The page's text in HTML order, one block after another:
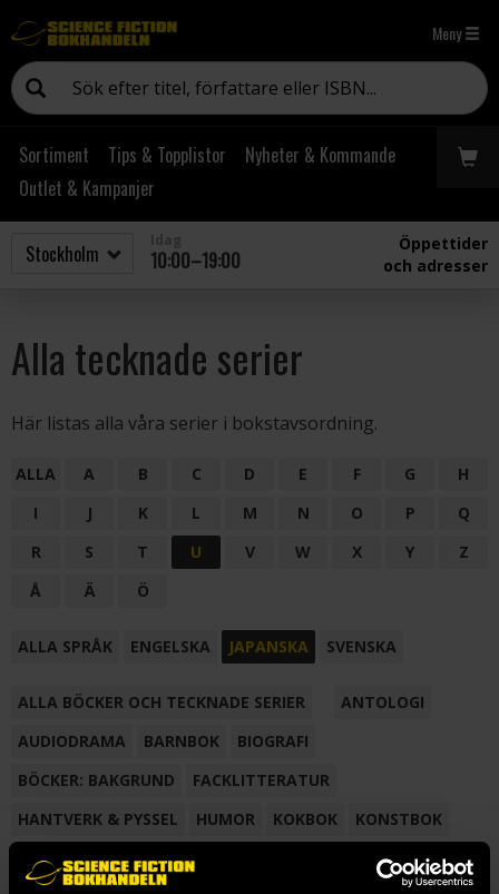
Meny
Sortiment Tips & Topplistor
Nyheter & Kommande
Outlet & Kampanjer
10:00–19:00
Öppettider
och adresser
Alla tecknade serier
Här listas alla våra serier i bokstavsordning.
ALLA A B C D E F G
H
I
J K L M N O P
Q
R
S T U V W X Y
Z
Å
Ä Ö
ALLA SPRÅK ENGELSKA JAPANSKA SVENSKA
ALLA BÖCKER OCH TECKNADE SERIER
ANTOLOGI
AUDIODRAMA
BARNBOK
BIOGRAFI
BÖCKER: BAKGRUND
FACKLITTERATUR
HANTVERK & PYSSEL
HUMOR KOKBOK
KONSTBOK
KORTROMAN
LÄROBOK
NOVELL